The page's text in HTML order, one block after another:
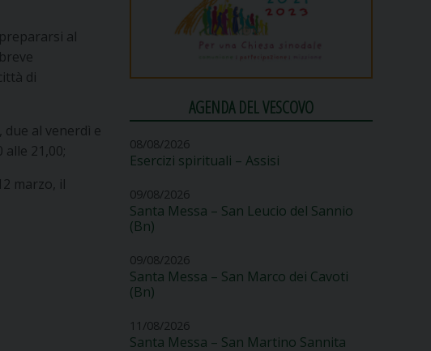
al
di
due al venerdì e
21,00;
marzo, il
AGENDA DEL VESCOVO
08/08/2026
Esercizi spirituali – Assisi
09/08/2026
Santa Messa – San Leucio del Sannio
(Bn)
09/08/2026
Santa Messa – San Marco dei Cavoti
(Bn)
11/08/2026
Santa Messa – San Martino Sannita